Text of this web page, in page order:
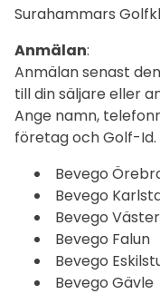
Surahammars
Anmälan:
Anmälan senast
till din säljare eller
Ange namn,
företag och Golf-Id.
Bevego
Bevego
Bevego
Bevego Falun
Bevego
Bevego Gävle